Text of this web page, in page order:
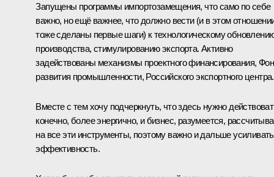
Запущены программы импортозамещения, что само по себе
важно, но ещё важнее, что должно вести (и в этом
тоже сделаны первые шаги) к технологическому
производства, стимулированию экспорта. Активно
задействованы механизмы проектного финансирования,
развития промышленности, Российского экспортного центра.
Вместе с тем хочу подчеркнуть, что здесь нужно
конечно, более энергично, и бизнес, разумеется,
на все эти инструменты, поэтому важно и дальше
эффективность.